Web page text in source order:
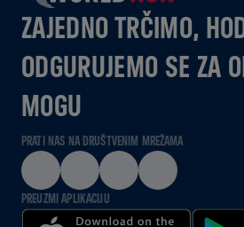
ZAJEDNO TRČIMO,
ODGURUJEMO SE ZA
MOGU
PRATI NAS NA DRUŠTVENIM MREŽAMA
PREUZMI APLIKACIJU